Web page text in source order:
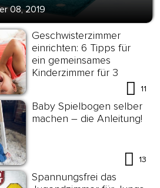
08, 2019
Geschwisterzimmer
einrichten: 6 Tipps für
ein gemeinsames
Kinderzimmer für 3
11
Baby Spielbogen selber
machen – die Anleitung!
13
Spannungsfrei das